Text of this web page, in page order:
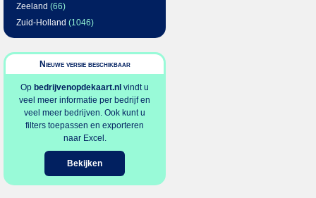
Zeeland (66)
Zuid-Holland (1046)
Nieuwe versie beschikbaar
Op bedrijvenopdekaart.nl vindt u
veel meer informatie per bedrijf en
veel meer bedrijven. Ook kunt u
filters toepassen en exporteren
naar Excel.
Bekijken